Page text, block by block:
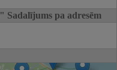
pa adresēm